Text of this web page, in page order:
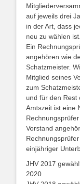
auf jeweils drei
in der Art, dass
neu zu wählen ist.
Ein
angehören wie
Schatzmeister.
Mitglied seines
zum
und für den Rest
Amtszeit ist eine
Vorstand
einjähriger
JHV 2017
2020